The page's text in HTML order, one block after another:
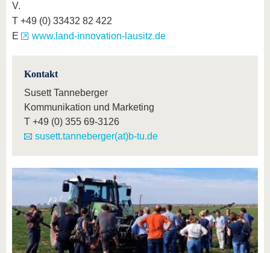
V.
T +49 (0) 33432 82 422
E
www.land-innovation-lausitz.de
Kontakt
Susett Tanneberger
Kommunikation und Marketing
T +49 (0) 355 69-3126
susett.tanneberger(at)b-tu.de